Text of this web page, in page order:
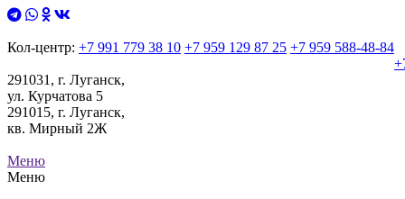
Кол-центр: +7 991 779 38 10 +7 959 129 87 25 +7 959 588-48-84
291031, г. Луганск,
ул. Курчатова 5
291015, г. Луганск,
кв. Мирный 2Ж
Меню
Меню